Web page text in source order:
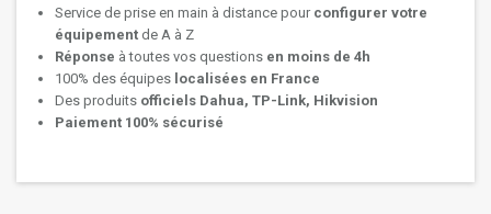
Service de prise en main à distance pour configurer votre
équipement de A à Z
Réponse à toutes vos questions en moins de 4h
100% des équipes localisées en France
Des produits officiels Dahua, TP-Link, Hikvision
Paiement 100% sécurisé